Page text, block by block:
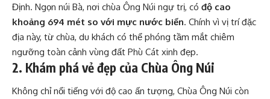
Định. Ngọn núi Bà, nơi chùa Ông Núi ngự trị, có độ cao
khoảng 694 mét so với mực nước biển. Chính vì vị trí đặc
địa này, từ chùa, du khách có thể phóng tầm mắt chiêm
ngưỡng toàn cảnh vùng đất Phù Cát xinh đẹp.
2. Khám phá vẻ đẹp của Chùa Ông Núi
Không chỉ nổi tiếng với độ cao ấn tượng, Chùa Ông Núi còn